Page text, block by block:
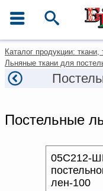
Контакты
Каталог
Ткани
Домашний текстиль
Текстиль для
Текстильная
фурнитура
Условия работы
Каталог продукции: ткани,
Льняные ткани для
Постельные
Очистить
Цена, руб
от до
ТИП
ПЛОТНОСТЬ, Г/М²
ШИРИНА, СМ
05С212-
лен-100